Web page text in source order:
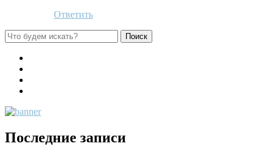
Ответить
Последние записи